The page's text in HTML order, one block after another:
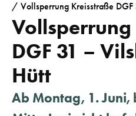
/ Vollsperrung Kreisstraße
Vollsperrung
DGF 31 –
Hütt
Ab Montag, 1. Juni,